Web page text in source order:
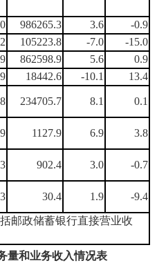
986265.3 3.6
-0.9
105223.8 -7.0
-15.0
862598.9 5.6
0.9
18442.6 -10.1
13.4
234705.7 8.1 0.1
1127.9 6.9 3.8
902.4 3.0 -0.7
30.4 1.9 -9.4
邮政储蓄银行直接营业收
量和业务收入情况表